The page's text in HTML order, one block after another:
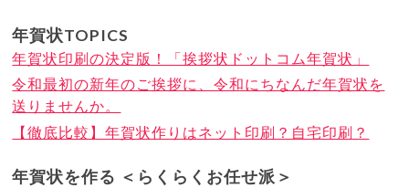
年賀状TOPICS
年賀状印刷の決定版！「挨拶状ドットコム年賀状」
令和最初の新年のご挨拶に、令和にちなんだ年賀状を
送りませんか。
【徹底比較】年賀状作りはネット印刷？自宅印刷？
年賀状を作る ＜らくらくお任せ派＞